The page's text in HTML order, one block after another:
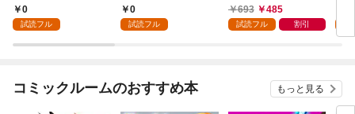
れる 1
0
試読フル
0
試読フル
ックス版】 1
693 485
試読フル 割引
コミックルームのおすすめ本 もっと見る